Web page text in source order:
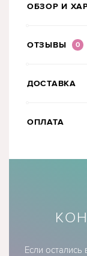
ОБЗОР И
ОТЗЫВЫ 0
ДОСТАВКА
ОПЛАТА
Если